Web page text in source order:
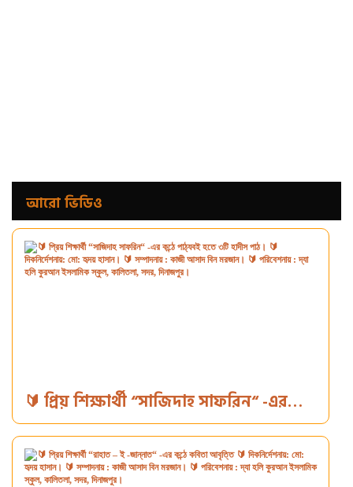
আরো ভিডিও
🔰 প্রিয় শিক্ষার্থী “সাজিদাহ সাফরিন“ -এর
কন্ঠে পাঠ্যবই হতে ৩টি হাদীস পাঠ। 🔰
দিকনির্দেশনায়: মো: হৃদয় হাসান। 🔰
সম্পাদনায় : কাজী আসাদ বিন মরজান। 🔰